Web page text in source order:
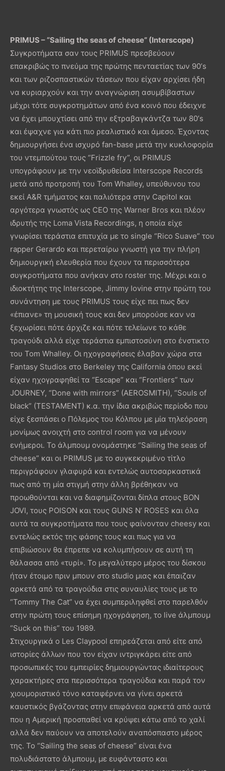
PRIMUS – “Sailing the seas of cheese” (Interscope)
Συγκροτήματα σαν τους PRIMUS πρεσβεύουν
επακριβώς το πνεύμα της πρώτης πενταετίας των 90’s
και των ριζοσπαστικών τάσεων που είχαν αρχίσει ήδη
να κυριαρχούν και την αναγνώριση ασυμβίβαστων
μέχρι τότε συγκροτημάτων από ένα κοινό που έδειχνε
να έχει μπουχτίσει από την εξτραβαγκάντζα των 80’s
και έψαχνε για κάτι πιο ρεαλιστικό και άμεσο. Έχοντας
δημιουργήσει ένα ισχυρό fan-base μετά την κυκλοφορία
του ντεμπούτου τους “Frizzle fry”, οι PRIMUS
υπογράφουν με την νεοϊδρυθείσα Interscope Records
μετά από προτροπή του Tom Whalley, υπεύθυνου του
εκεί A&R τμήματος και παλιότερα στην Capitol και
αργότερα γνωστός ως CEO της Warner Bros και πλέον
ιδρυτής της Loma Vista Recordings, η οποία είχε
γνωρίσει τεράστια επιτυχία με το single “Rico Suave” του
rapper Gerardo και περεταίρω γνωστή για την πλήρη
δημιουργική ελευθερία που έχουν τα περισσότερα
συγκροτήματα που ανήκαν στο roster της. Μέχρι και ο
ιδιοκτήτης της Interscope, Jimmy Iovine στην πρώτη του
συνάντηση με τους PRIMUS τους είχε πει πως δεν
«έπιανε» τη μουσική τους και δεν μπορούσε καν να
ξεχωρίσει πότε άρχιζε και πότε τελείωνε το κάθε
τραγούδι αλλά είχε τεράστια εμπιστοσύνη στο ένστικτο
του Tom Whalley. Οι ηχογραφήσεις έλαβαν χώρα στα
Fantasy Studios στο Berkeley της California όπου εκεί
είχαν ηχογραφηθεί τα “Escape” και “Frontiers” των
JOURNEY, “Done with mirrors” (AEROSMITH), “Souls of
black” (TESTAMENT) κ.α. την ίδια ακριβώς περίοδο που
είχε ξεσπάσει ο Πόλεμος του Κόλπου με μία τηλεόραση
μονίμως ανοιχτή στο control room για να μένουν
ενήμεροι. Το άλμπουμ ονομάστηκε “Sailing the seas of
cheese” και οι PRIMUS με το συγκεκριμένο τίτλο
περιγράφουν γλαφυρά και εντελώς αυτοσαρκαστικά
πως από τη μία στιγμή στην άλλη βρέθηκαν να
προωθούνται και να διαφημίζονται δίπλα στους BON
JOVI, τους POISON και τους GUNS N’ ROSES και όλα
αυτά τα συγκροτήματα που τους φαίνονταν cheesy και
εντελώς εκτός της φάσης τους και πως για να
επιβιώσουν θα έπρεπε να κολυμπήσουν σε αυτή τη
θάλασσα από «τυρί». Το μεγαλύτερο μέρος του δίσκου
ήταν έτοιμο πριν μπουν στο studio μιας και έπαιζαν
αρκετά από τα τραγούδια στις συναυλίες τους με το
“Tommy The Cat” να έχει συμπεριληφθεί στο παρελθόν
στην πρώτη τους επίσημη ηχογράφηση, το live άλμπουμ
“Suck on this” του 1989.
Στιχουργικά ο Les Claypool επηρεάζεται από είτε από
ιστορίες άλλων που τον είχαν ιντριγκάρει είτε από
προσωπικές του εμπειρίες δημιουργώντας ιδιαίτερους
χαρακτήρες στα περισσότερα τραγούδια και παρά τον
χιουμοριστικό τόνο καταφέρνει να γίνει αρκετά
καυστικός βγάζοντας στην επιφάνεια αρκετά από αυτά
που η Αμερική προσπαθεί να κρύψει κάτω από το χαλί
αλλά δεν παύουν να αποτελούν αναπόσπαστο μέρος
της. Το “Sailing the seas of cheese” είναι ένα
πολυδιάστατο άλμπουμ, με ευφάνταστο και